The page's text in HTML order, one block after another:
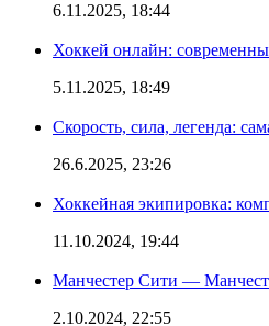
6.11.2025, 18:44
Хоккей онлайн:
5.11.2025, 18:49
Скорость, сила, легенда:
26.6.2025, 23:26
Хоккейная экипировка:
11.10.2024, 19:44
Манчестер Сити —
2.10.2024, 22:55